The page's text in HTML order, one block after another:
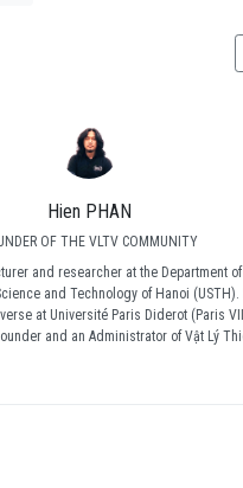
Hien PHAN
OF THE VLTV COMMUNITY
and researcher at the Department
and Technology of Hanoi
at Université Paris Diderot (Paris
and an Administrator of Vật Lý
QUA NHỮNG CON SỐ